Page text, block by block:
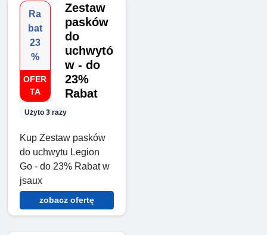
Ra
bat
23
%
OFER
TA
Użyto 3 razy
Zestaw
pasków
do
uchwytó
w - do
23%
Rabat
Kup Zestaw pasków
do uchwytu Legion
Go - do 23% Rabat w
jsaux
zobacz ofertę